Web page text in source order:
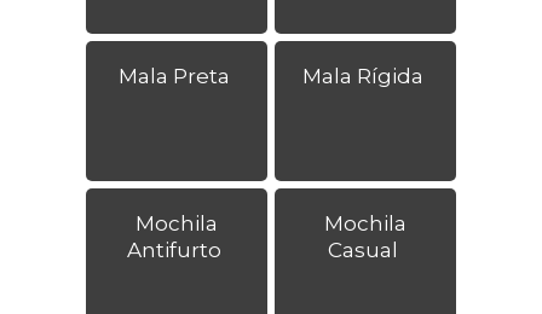
Mala Preta Mala Rígida
Mochila
Antifurto
Mochila
Casual